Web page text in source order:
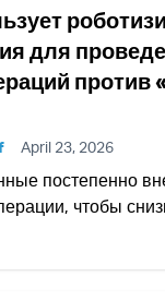
для
против
April 23, 2026
постепенно
чтобы